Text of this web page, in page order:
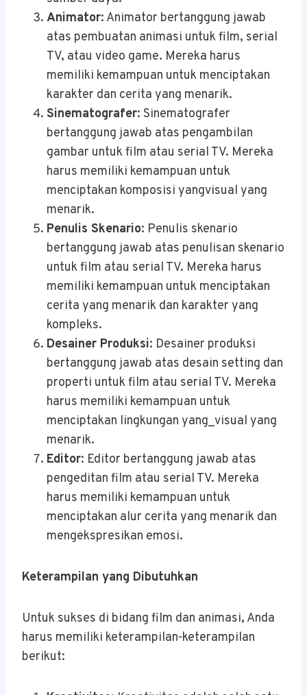
Animator: Animator bertanggung jawab
atas pembuatan animasi untuk film, serial
TV, atau video game. Mereka harus
memiliki kemampuan untuk menciptakan
karakter dan cerita yang menarik.
Sinematografer: Sinematografer
bertanggung jawab atas pengambilan
gambar untuk film atau serial TV. Mereka
harus memiliki kemampuan untuk
menciptakan komposisi yangvisual yang
menarik.
Penulis Skenario: Penulis skenario
bertanggung jawab atas penulisan skenario
untuk film atau serial TV. Mereka harus
memiliki kemampuan untuk menciptakan
cerita yang menarik dan karakter yang
kompleks.
Desainer Produksi: Desainer produksi
bertanggung jawab atas desain setting dan
properti untuk film atau serial TV. Mereka
harus memiliki kemampuan untuk
menciptakan lingkungan yang_visual yang
menarik.
Editor: Editor bertanggung jawab atas
pengeditan film atau serial TV. Mereka
harus memiliki kemampuan untuk
menciptakan alur cerita yang menarik dan
mengekspresikan emosi.
Keterampilan yang Dibutuhkan
Untuk sukses di bidang film dan animasi, Anda
harus memiliki keterampilan-keterampilan
berikut: